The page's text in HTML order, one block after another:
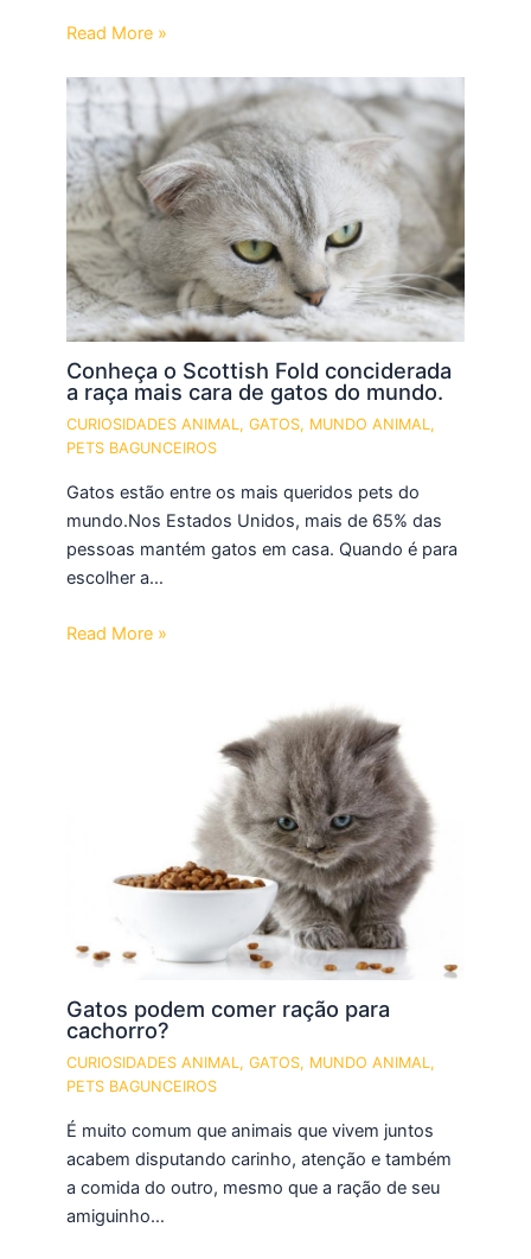
Read More »
Conheça o Scottish Fold conciderada
a raça mais cara de gatos do mundo.
CURIOSIDADES ANIMAL,GATOS, MUNDO ANIMAL,
PETS BAGUNCEIROS
Gatos estão entre os mais queridos pets do
mundo.Nos Estados Unidos, mais de 65% das
pessoas mantém gatos em casa. Quando é para
escolher a…
Read More »
Gatos podem comer ração para
cachorro?
CURIOSIDADES ANIMAL ,GATOS, MUNDO ANIMAL ,
PETS BAGUNCEIROS
É muito comum que animais que vivem juntos
acabem disputando carinho, atenção e também
a comida do outro, mesmo que a ração de seu
amiguinho…